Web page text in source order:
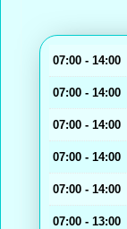
14:00 - 07:00
14:00 - 07:00
14:00 - 07:00
14:00 - 07:00
14:00 - 07:00
13:00 - 07:00